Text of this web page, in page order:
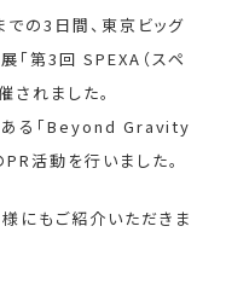
での3日間、東京ビッグ
「第3回 SPEXA（スペ
されました。
ある「Beyond Gravity
活動を行いました。
にもご紹介いただきま